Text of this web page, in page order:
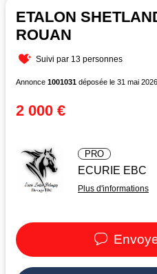
ETALON
ROUAN
Suivi par 13 personnes
Annonce 1001031 déposée le 31 mai
2 000 €
PRO
ECURIE EBC
Plus d'informations